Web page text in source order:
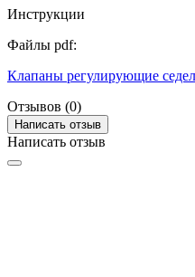
Инструкции
Файлы pdf:
Клапаны регулирующие
Отзывов (0)
Написать отзыв
Написать отзыв